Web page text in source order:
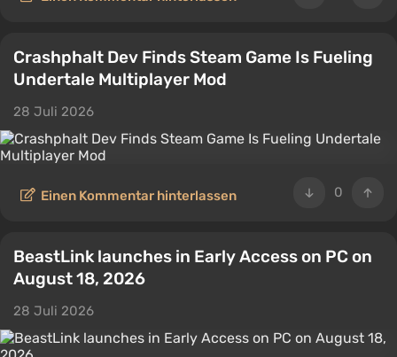
Crashphalt Dev Finds Steam Game Is Fueling
Undertale Multiplayer Mod
28 Juli 2026
0
Einen Kommentar hinterlassen
BeastLink launches in Early Access on PC on
August 18, 2026
28 Juli 2026